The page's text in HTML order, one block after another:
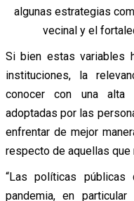
algunas estrategias
vecinal y el
Si bien estas variables
instituciones, la
conocer con una alta
adoptadas por las
enfrentar de mejor
respecto de aquellas que
“Las políticas
pandemia, en